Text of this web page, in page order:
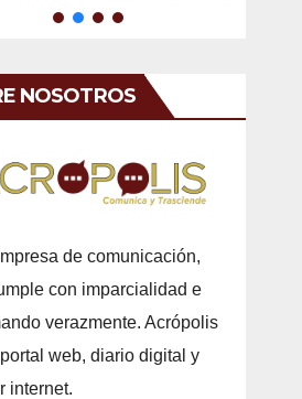
NOSOTROS
de comunicación,
con imparcialidad e
verazmente. Acrópolis
web, diario digital y
internet.